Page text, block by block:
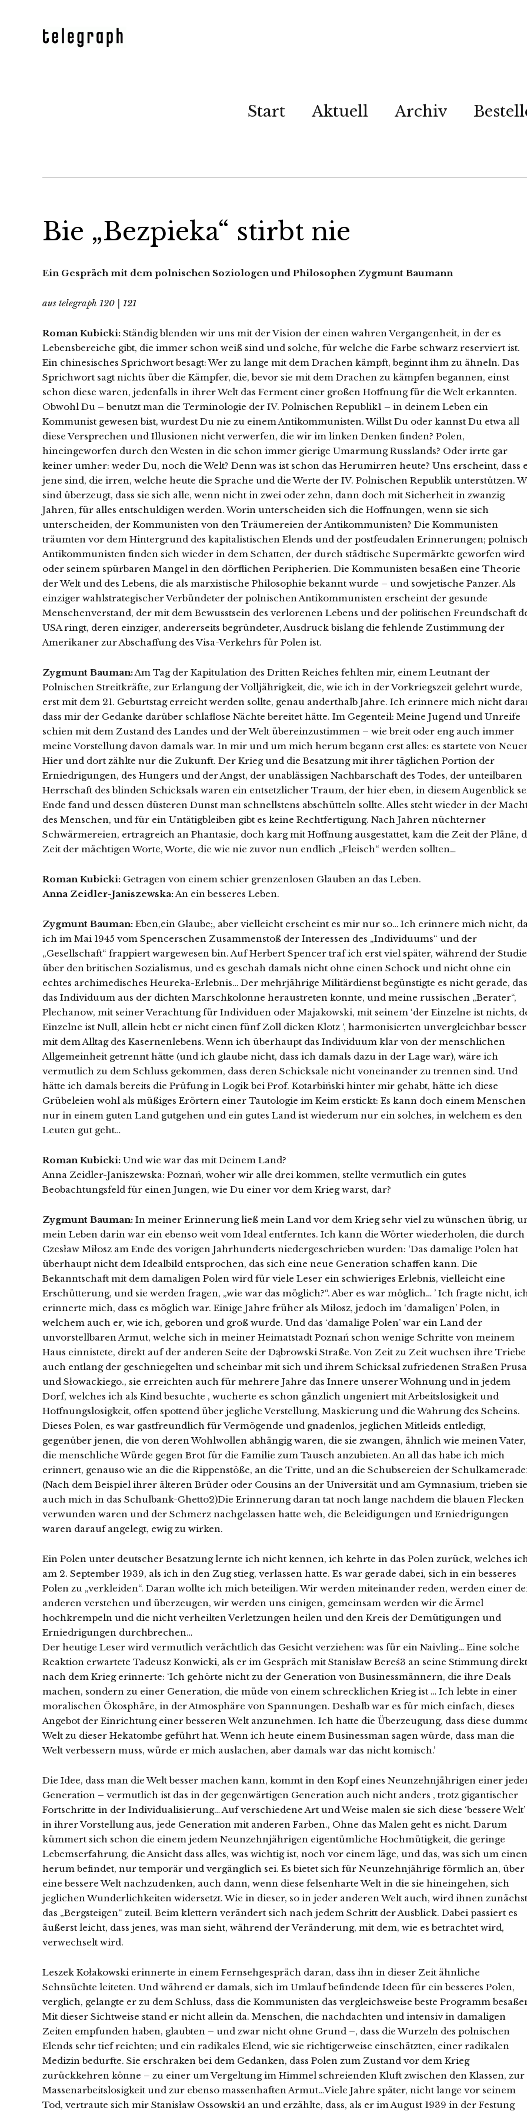
Start Aktuell Archiv
Bie „Bezpieka“ stirbt nie
Ein Gespräch mit dem polnischen Soziologen und Philosophen Zygmunt Baumann
aus telegraph 120 | 121
Roman Kubicki: Ständig blenden wir uns mit der Vision der einen wahren Vergangenheit, in der es
Lebensbereiche gibt, die immer schon weiß sind und solche, für welche die Farbe schwarz reserviert ist.
Ein chinesisches Sprichwort besagt: Wer zu lange mit dem Drachen kämpft, beginnt ihm zu ähneln. Das
Sprichwort sagt nichts über die Kämpfer, die, bevor sie mit dem Drachen zu kämpfen begannen, einst
schon diese waren, jedenfalls in ihrer Welt das Ferment einer großen Hoffnung für die Welt erkannten.
Obwohl Du – benutzt man die Terminologie der IV. Polnischen Republik1 – in deinem Leben ein
Kommunist gewesen bist, wurdest Du nie zu einem Antikommunisten. Willst Du oder kannst Du etwa all
diese Versprechen und Illusionen nicht verwerfen, die wir im linken Denken finden? Polen,
hineingeworfen durch den Westen in die schon immer gierige Umarmung Russlands? Oder irrte gar
keiner umher: weder Du, noch die Welt? Denn was ist schon das Herumirren heute? Uns erscheint, dass
jene sind, die irren, welche heute die Sprache und die Werte der IV. Polnischen Republik unterstützen.
sind überzeugt, dass sie sich alle, wenn nicht in zwei oder zehn, dann doch mit Sicherheit in zwanzig
Jahren, für alles entschuldigen werden. Worin unterscheiden sich die Hoffnungen, wenn sie sich
unterscheiden, der Kommunisten von den Träumereien der Antikommunisten? Die Kommunisten
träumten vor dem Hintergrund des kapitalistischen Elends und der postfeudalen Erinnerungen;
Antikommunisten finden sich wieder in dem Schatten, der durch städtische Supermärkte geworfen wird
oder seinem spürbaren Mangel in den dörflichen Peripherien. Die Kommunisten besaßen eine Theorie
der Welt und des Lebens, die als marxistische Philosophie bekannt wurde – und sowjetische Panzer. Als
einziger wahlstrategischer Verbündeter der polnischen Antikommunisten erscheint der gesunde
Menschenverstand, der mit dem Bewusstsein des verlorenen Lebens und der politischen Freundschaft
USA ringt, deren einziger, andererseits begründeter, Ausdruck bislang die fehlende Zustimmung der
Amerikaner zur Abschaffung des Visa-Verkehrs für Polen ist.
Zygmunt Bauman:Am Tag der Kapitulation des Dritten Reiches fehlten mir, einem Leutnant der
Polnischen Streitkräfte, zur Erlangung der Volljährigkeit, die, wie ich in der Vorkriegszeit gelehrt wurde,
erst mit dem 21. Geburtstag erreicht werden sollte, genau anderthalb Jahre. Ich erinnere mich nicht
dass mir der Gedanke darüber schlaflose Nächte bereitet hätte. Im Gegenteil: Meine Jugend und Unreife
schien mit dem Zustand des Landes und der Welt übereinzustimmen – wie breit oder eng auch immer
meine Vorstellung davon damals war. In mir und um mich herum begann erst alles: es startete von
Hier und dort zählte nur die Zukunft. Der Krieg und die Besatzung mit ihrer täglichen Portion der
Erniedrigungen, des Hungers und der Angst, der unablässigen Nachbarschaft des Todes, der unteilbaren
Herrschaft des blinden Schicksals waren ein entsetzlicher Traum, der hier eben, in diesem Augenblick
Ende fand und dessen düsteren Dunst man schnellstens abschütteln sollte. Alles steht wieder in der
des Menschen, und für ein Untätigbleiben gibt es keine Rechtfertigung. Nach Jahren nüchterner
Schwärmereien, ertragreich an Phantasie, doch karg mit Hoffnung ausgestattet, kam die Zeit der Pläne,
Zeit der mächtigen Worte, Worte, die wie nie zuvor nun endlich „Fleisch“ werden sollten…
Roman Kubicki: Getragen von einem schier grenzenlosen Glauben an das Leben.
Anna Zeidler-Janiszewska:An ein besseres Leben.
Zygmunt Bauman: Eben,ein Glaube;, aber vielleicht erscheint es mir nur so… Ich erinnere mich nicht,
ich im Mai 1945 vom Spencerschen Zusammenstoß der Interessen des „Individuums“ und der
„Gesellschaft“ frappiert wargewesen bin. Auf Herbert Spencer traf ich erst viel später, während der
über den britischen Sozialismus, und es geschah damals nicht ohne einen Schock und nicht ohne ein
echtes archimedisches Heureka-Erlebnis… Der mehrjährige Militärdienst begünstigte es nicht gerade,
das Individuum aus der dichten Marschkolonne heraustreten konnte, und meine russischen „Berater“,
Plechanow, mit seiner Verachtung für Individuen oder Majakowski, mit seinem ‘der Einzelne ist nichts,
Einzelne ist Null, allein hebt er nicht einen fünf Zoll dicken Klotz ‘, harmonisierten unvergleichbar besser
mit dem Alltag des Kasernenlebens. Wenn ich überhaupt das Individuum klar von der menschlichen
Allgemeinheit getrennt hätte (und ich glaube nicht, dass ich damals dazu in der Lage war), wäre ich
vermutlich zu dem Schluss gekommen, dass deren Schicksale nicht voneinander zu trennen sind. Und
hätte ich damals bereits die Prüfung in Logik bei Prof. Kotarbiński hinter mir gehabt, hätte ich diese
Grübeleien wohl als müßiges Erörtern einer Tautologie im Keim erstickt: Es kann doch einem Menschen
nur in einem guten Land gutgehen und ein gutes Land ist wiederum nur ein solches, in welchem es den
Leuten gut geht…
Roman Kubicki: Und wie war das mit Deinem Land?
Anna Zeidler-Janiszewska: Poznań, woher wir alle drei kommen, stellte vermutlich ein gutes
Beobachtungsfeld für einen Jungen, wie Du einer vor dem Krieg warst, dar?
Zygmunt Bauman: In meiner Erinnerung ließ mein Land vor dem Krieg sehr viel zu wünschen übrig,
mein Leben darin war ein ebenso weit vom Ideal entferntes. Ich kann die Wörter wiederholen, die durch
Czesław Miłosz am Ende des vorigen Jahrhunderts niedergeschrieben wurden: ‘Das damalige Polen hat
überhaupt nicht dem Idealbild entsprochen, das sich eine neue Generation schaffen kann. Die
Bekanntschaft mit dem damaligen Polen wird für viele Leser ein schwieriges Erlebnis, vielleicht eine
Erschütterung, und sie werden fragen, „wie war das möglich?“. Aber es war möglich… ’ Ich fragte nicht,
erinnerte mich, dass es möglich war. Einige Jahre früher als Miłosz, jedoch im ‘damaligen’ Polen, in
welchem auch er, wie ich, geboren und groß wurde. Und das ‘damalige Polen’ war ein Land der
unvorstellbaren Armut, welche sich in meiner Heimatstadt Poznań schon wenige Schritte von meinem
Haus einnistete, direkt auf der anderen Seite der Dąbrowski Straße. Von Zeit zu Zeit wuchsen ihre Triebe
auch entlang der geschniegelten und scheinbar mit sich und ihrem Schicksal zufriedenen Straßen Prusa
und Słowackiego., sie erreichten auch für mehrere Jahre das Innere unserer Wohnung und in jedem
Dorf, welches ich als Kind besuchte , wucherte es schon gänzlich ungeniert mit Arbeitslosigkeit und
Hoffnungslosigkeit, offen spottend über jegliche Verstellung, Maskierung und die Wahrung des Scheins.
Dieses Polen, es war gastfreundlich für Vermögende und gnadenlos, jeglichen Mitleids entledigt,
gegenüber jenen, die von deren Wohlwollen abhängig waren, die sie zwangen, ähnlich wie meinen Vater,
die menschliche Würde gegen Brot für die Familie zum Tausch anzubieten. An all das habe ich mich
erinnert, genauso wie an die die Rippenstöße, an die Tritte, und an die Schubsereien der
(Nach dem Beispiel ihrer älteren Brüder oder Cousins an der Universität und am Gymnasium, trieben sie
auch mich in das Schulbank-Ghetto2)Die Erinnerung daran tat noch lange nachdem die blauen Flecken
verwunden waren und der Schmerz nachgelassen hatte weh, die Beleidigungen und Erniedrigungen
waren darauf angelegt, ewig zu wirken.
Ein Polen unter deutscher Besatzung lernte ich nicht kennen, ich kehrte in das Polen zurück, welches
am 2. September 1939, als ich in den Zug stieg, verlassen hatte. Es war gerade dabei, sich in ein besseres
Polen zu „verkleiden“. Daran wollte ich mich beteiligen. Wir werden miteinander reden, werden einer
anderen verstehen und überzeugen, wir werden uns einigen, gemeinsam werden wir die Ärmel
hochkrempeln und die nicht verheilten Verletzungen heilen und den Kreis der Demütigungen und
Erniedrigungen durchbrechen…
Der heutige Leser wird vermutlich verächtlich das Gesicht verziehen: was für ein Naivling… Eine solche
Reaktion erwartete Tadeusz Konwicki, als er im Gespräch mit Stanisław Bereś3 an seine Stimmung direkt
nach dem Krieg erinnerte: ‘Ich gehörte nicht zu der Generation von Businessmännern, die ihre Deals
machen, sondern zu einer Generation, die müde von einem schrecklichen Krieg ist … Ich lebte in einer
moralischen Ökosphäre, in der Atmosphäre von Spannungen. Deshalb war es für mich einfach, dieses
Angebot der Einrichtung einer besseren Welt anzunehmen. Ich hatte die Überzeugung, dass diese
Welt zu dieser Hekatombe geführt hat. Wenn ich heute einem Businessman sagen würde, dass man die
Welt verbessern muss, würde er mich auslachen, aber damals war das nicht komisch.’
Die Idee, dass man die Welt besser machen kann, kommt in den Kopf eines Neunzehnjährigen einer
Generation – vermutlich ist das in der gegenwärtigen Generation auch nicht anders , trotz gigantischer
Fortschritte in der Individualisierung… Auf verschiedene Art und Weise malen sie sich diese ‘bessere Welt’
in ihrer Vorstellung aus, jede Generation mit anderen Farben., Ohne das Malen geht es nicht. Darum
kümmert sich schon die einem jedem Neunzehnjährigen eigentümliche Hochmütigkeit, die geringe
Lebemserfahrung, die Ansicht dass alles, was wichtig ist, noch vor einem läge, und das, was sich um einen
herum befindet, nur temporär und vergänglich sei. Es bietet sich für Neunzehnjährige förmlich an, über
eine bessere Welt nachzudenken, auch dann, wenn diese felsenharte Welt in die sie hineingehen, sich
jeglichen Wunderlichkeiten widersetzt. Wie in dieser, so in jeder anderen Welt auch, wird ihnen zunächst
das „Bergsteigen“ zuteil. Beim klettern verändert sich nach jedem Schritt der Ausblick. Dabei passiert es
äußerst leicht, dass jenes, was man sieht, während der Veränderung, mit dem, wie es betrachtet wird,
verwechselt wird.
Leszek Kołakowski erinnerte in einem Fernsehgespräch daran, dass ihn in dieser Zeit ähnliche
Sehnsüchte leiteten. Und während er damals, sich im Umlauf befindende Ideen für ein besseres Polen,
verglich, gelangte er zu dem Schluss, dass die Kommunisten das vergleichsweise beste Programm
Mit dieser Sichtweise stand er nicht allein da. Menschen, die nachdachten und intensiv in damaligen
Zeiten empfunden haben, glaubten – und zwar nicht ohne Grund –, dass die Wurzeln des polnischen
Elends sehr tief reichten; und ein radikales Elend, wie sie richtigerweise einschätzten, einer radikalen
Medizin bedurfte. Sie erschraken bei dem Gedanken, dass Polen zum Zustand vor dem Krieg
zurückkehren könne – zu einer um Vergeltung im Himmel schreienden Kluft zwischen den Klassen, zur
Massenarbeitslosigkeit und zur ebenso massenhaften Armut…Viele Jahre später, nicht lange vor seinem
Tod, vertraute sich mir Stanisław Ossowski4 an und erzählte, dass, als er im August 1939 in der Festung